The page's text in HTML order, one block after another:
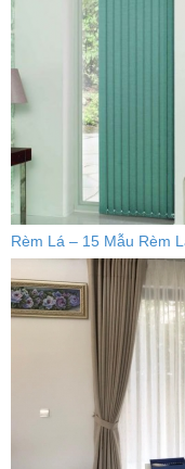
Rèm Lá – 15 Mẫu Rèm